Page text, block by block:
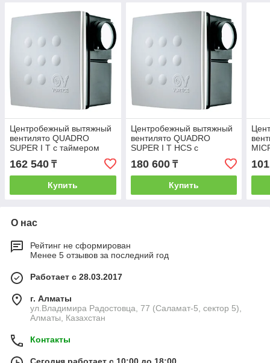
Центробежный вытяжный
вентилято QUADRO
SUPER I T с таймером
162 540 ₸
Купить
Центробежный вытяжный
вентилято QUADRO
SUPER I T HCS с
датчиком влажности
180 600₸
Купить
О нас
Рейтинг не сформирован
Менее 5 отзывов за последний год
Работает с 28.03.2017
г. Алматы
ул.Владимира Радостовца, 77 (Саламат-5, сектор 5),
Алматы, Казахстан
Контакты